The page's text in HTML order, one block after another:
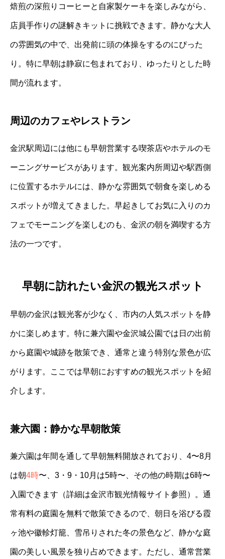
焙煎の深煎りコーヒーと自家製ケーキを楽しみながら、
店員手作りの謎解きキットに挑戦できます。静かな大人
の雰囲気の中で、出発前に頭の体操をするのにぴった
り。特に早朝は静寂に包まれており、ゆったりとした時
間が流れます。
周辺のカフェやレストラン
金沢駅周辺には他にも早朝営業する喫茶店やホテルのモ
ーニングサービスがあります。観光案内所周辺や駅西側
に位置するホテルには、静かな雰囲気で朝食を楽しめる
スポットが増えてきました。早起きしてお気に入りのカ
フェでモーニングを楽しむのも、金沢の朝を満喫する方
法の一つです。
早朝に訪れたい金沢の観光スポット
早朝の金沢は観光客が少なく、市内の人気スポットを静
かに楽しめます。特に兼六園や金沢城公園では日の出前
から庭園や城跡を散策でき、通常と違う特別な景色が広
がります。ここでは早朝におすすめの観光スポットを紹
介します。
兼六園：静かな早朝散策
兼六園は年間を通して早朝無料開放されており、4〜8月
は朝4時〜、3・9・10月は5時〜、その他の時期は6時〜
入園できます（詳細は金沢市観光情報サイト参照）。通
常有料の庭園を無料で散策できるので、朝日を浴びる霞
ヶ池や徽軫灯籠、雪吊りされた冬の景色など、静かな庭
園の美しい風景を独り占めできます。ただし、通常営業